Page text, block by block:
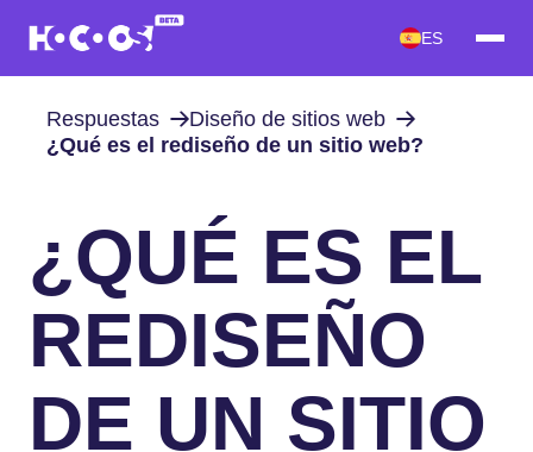
ES
Respuestas
Diseño de sitios web
¿Qué es el rediseño de un sitio web?
¿QUÉ ES EL
REDISEÑO
DE UN SITIO